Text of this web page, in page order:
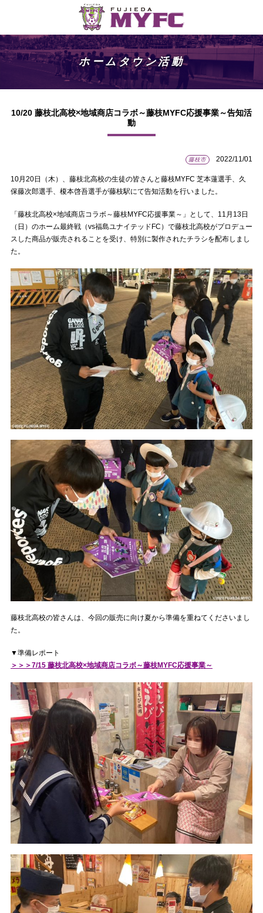
ホームタウン活動
10/20 藤枝北高校×地域商店コラボ～藤枝MYFC応援事業～告知活
動
藤枝市 2022/11/01
10月20日（木）、藤枝北高校の生徒の皆さんと藤枝MYFC 芝本蓮選手、久
保藤次郎選手、榎本啓吾選手が藤枝駅にて告知活動を行いました。
「藤枝北高校×地域商店コラボ～藤枝MYFC応援事業～」として、11月13日
（日）のホーム最終戦（vs福島ユナイテッドFC）で藤枝北高校がプロデュー
スした商品が販売されることを受け、特別に製作されたチラシを配布しまし
た。
藤枝北高校の皆さんは、今回の販売に向け夏から準備を重ねてくださいまし
た。
▼準備レポート
＞＞＞7/15 藤枝北高校×地域商店コラボ～藤枝MYFC応援事業～